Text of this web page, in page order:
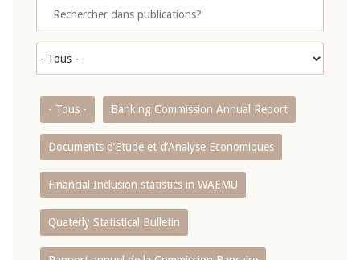
- Tous - Banking Commission Annual Report
Documents d’Etude et d’Analyse Economiques
Financial Inclusion statistics in WAEMU
Quaterly Statistical Bulletin